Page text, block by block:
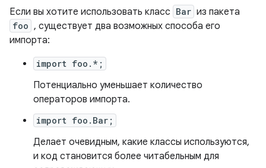
Если вы хотите использовать класс Bar из пакета
foo , существует два возможных способа его
импорта:
import foo.*;
Потенциально уменьшает количество
операторов импорта.
import foo.Bar;
Делает очевидным, какие классы используются,
и код становится более читабельным для